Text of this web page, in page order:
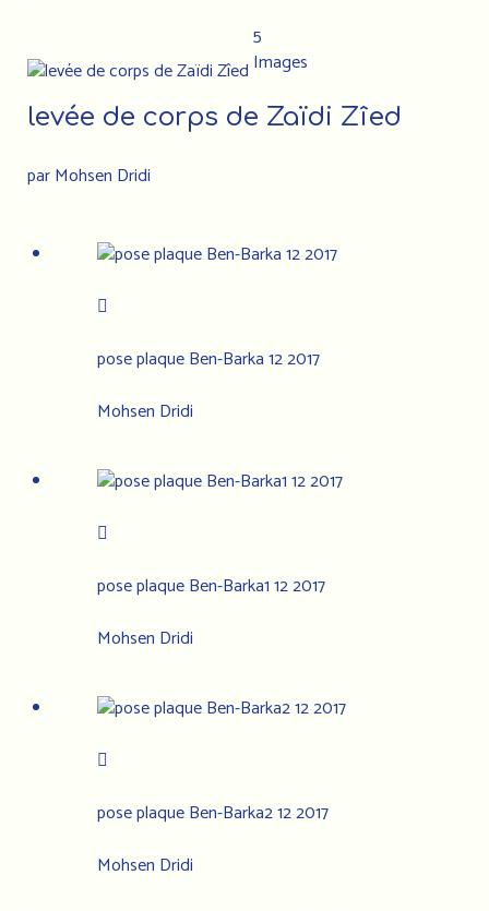
5
Images
levée de corps de Zaïdi Zîed
par Mohsen Dridi
pose plaque Ben-Barka 12 2017
Mohsen Dridi
pose plaque Ben-Barka1 12 2017
Mohsen Dridi
pose plaque Ben-Barka2 12 2017
Mohsen Dridi